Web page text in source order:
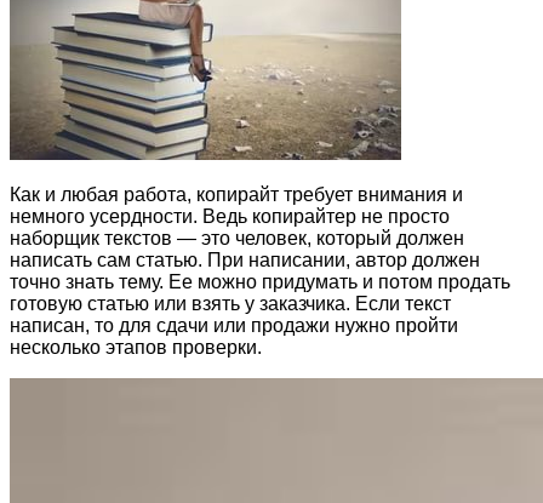
Как и любая работа, копирайт требует внимания и
немного усердности. Ведь копирайтер не просто
наборщик текстов — это человек, который должен
написать сам статью. При написании, автор должен
точно знать тему. Ее можно придумать и потом продать
готовую статью или взять у заказчика. Если текст
написан, то для сдачи или продажи нужно пройти
несколько этапов проверки.